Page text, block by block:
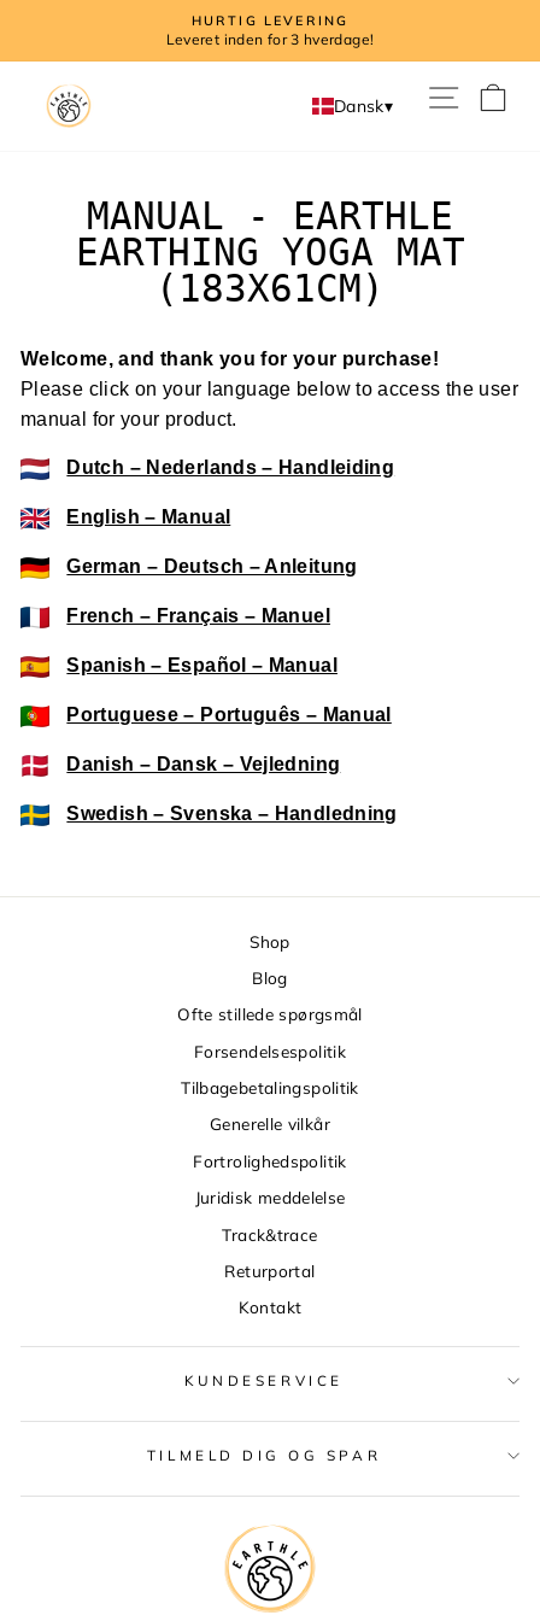
indhold
30 dages prøve: ikke
Dansk▾
MANUAL - EARTHLE
EARTHING YOGA MAT
(183X61CM)
Welcome, and thank you for your purchase!
Please click on your language below to access the user
manual for your product.
Dutch – Nederlands – Handleiding
English – Manual
German – Deutsch – Anleitung
French – Français – Manuel
Spanish – Español – Manual
Portuguese – Português – Manual
Danish – Dansk – Vejledning
Swedish – Svenska – Handledning
Shop
Blog
Ofte stillede spørgsmål
Forsendelsespolitik
Tilbagebetalingspolitik
Generelle vilkår
Fortrolighedspolitik
Juridisk meddelelse
Track&trace
Returportal
Kontakt
KUNDESERVICE
TILMELD DIG OG SPAR